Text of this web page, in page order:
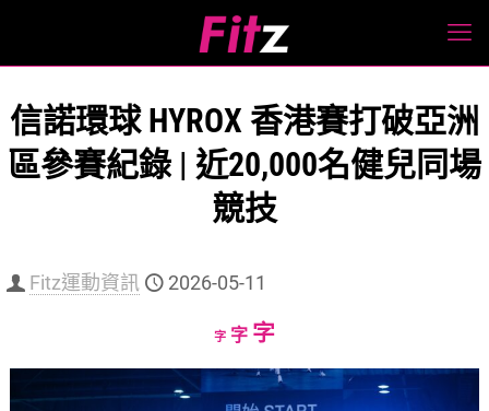
信諾環球 HYROX 香港賽打破亞洲
區參賽紀錄 | 近20,000名健兒同場
競技
Fitz運動資訊 2026-05-11
字Decrease
size.
字Reset
size.
字Increase
size.